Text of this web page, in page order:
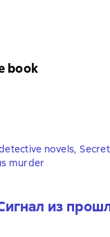
book
novels,
murder
из